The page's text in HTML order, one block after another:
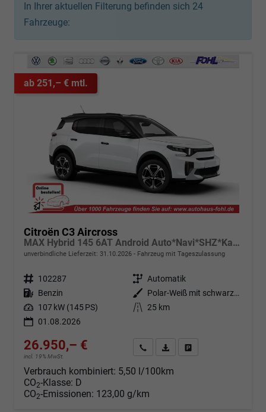
In Ihrer aktuellen Filterung befinden sich 24
Fahrzeuge:
ab 251,– € mtl.
Citroën C3 Aircross
MAX Hybrid 145 6AT Android Auto*Navi*SHZ*Kamera*Totwinkel*Keyless*17"*Klimaauto
unverbindliche Lieferzeit: 31.10.2026 Fahrzeug mit Tageszulassung
Fahrzeugnr. 102287 Getriebe Automatik
Kraftstoff Benzin Außenfarbe
Polar-Weiß mit schwarzem Dach
Leistung 107 kW (145 PS) Kilometerstand 25 km
01.08.2026
26.950,– €
incl. 19% MwSt.
Angebot anfordern
Fahrzeugexpose (PDF)
Verbrauch kombiniert: 5,50 l/100km
CO2-Klasse: D
CO2-Emissionen: 123,00 g/km